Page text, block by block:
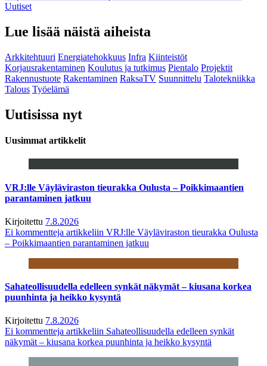
Uutiset
Lue lisää näistä aiheista
Arkkitehtuuri Energiatehokkuus Infra Kiinteistöt
Korjausrakentaminen Koulutus ja tutkimus Pientalo Projektit
Rakennustuote Rakentaminen RaksaTV Suunnittelu Talotekniikka
Talous Työelämä
Uutisissa nyt
Uusimmat artikkelit
VRJ:lle Väyläviraston tieurakka Oulusta – Poikkimaantien
parantaminen jatkuu
Kirjoitettu 7.8.2026
Ei kommentteja artikkeliin VRJ:lle Väyläviraston tieurakka Oulusta
– Poikkimaantien parantaminen jatkuu
Sahateollisuudella edelleen synkät näkymät – kiusana korkea
puunhinta ja heikko kysyntä
Kirjoitettu 7.8.2026
Ei kommentteja artikkeliin Sahateollisuudella edelleen synkät
näkymät – kiusana korkea puunhinta ja heikko kysyntä